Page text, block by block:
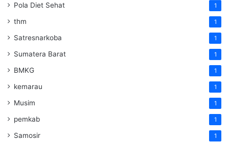
Pola Diet Sehat 1
thm 1
Satresnarkoba 1
Sumatera Barat 1
BMKG 1
kemarau 1
Musim 1
pemkab 1
Samosir 1